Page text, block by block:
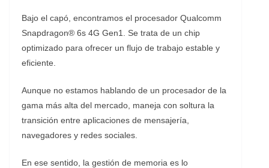
Bajo el capó, encontramos el procesador Qualcomm
Snapdragon® 6s 4G Gen1. Se trata de un chip
optimizado para ofrecer un flujo de trabajo estable y
eficiente.
Aunque no estamos hablando de un procesador de la
gama más alta del mercado, maneja con soltura la
transición entre aplicaciones de mensajería,
navegadores y redes sociales.
En ese sentido, la gestión de memoria es lo